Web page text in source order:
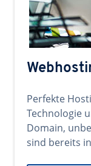
Perfekte
Technologie
Domain,
sind bereits